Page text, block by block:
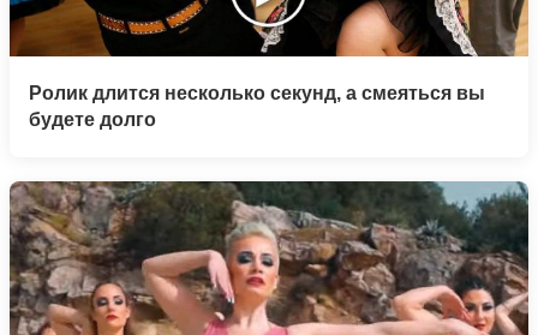
Ролик длится несколько секунд, а смеяться вы
будете долго